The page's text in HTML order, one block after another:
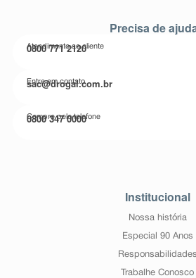
Precisa de
Atendimento ao cliente
0800 771 2120
Entre em contato
sac@drogal.com.br
Compre pelo telefone
0800 347 0000
Institucional
Nossa história
Especial 90 Anos
Responsabilidades
Trabalhe Conosco